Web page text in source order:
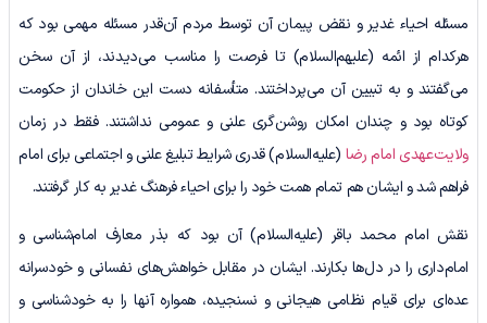
مسئله احیاء غدیر و نقض پیمان آن توسط مردم آن‌قدر مسئله مهمی بود که
هرکدام از ائمه (علیهم‌السلام) تا فرصت را مناسب می‌دیدند، از آن سخن
می‌گفتند و به تبیین آن می‌پرداختند. متأسفانه دست این خاندان از حکومت
کوتاه بود و چندان امکان روشن‌گری علنی و عمومی نداشتند. فقط در زمان
ولایت‌عهدی امام رضا (علیه‌السلام) قدری شرایط تبلیغ علنی و اجتماعی برای امام
فراهم شد و ایشان هم تمام همت خود را برای احیاء فرهنگ غدیر به کار گرفتند.
نقش امام محمد باقر (علیه‌السلام) آن بود که بذر معارف امام‌شناسی و
امام‌داری را در دل‌ها بکارند. ایشان در مقابل خواهش‌های نفسانی و خودسرانه
عده‌ای برای قیام نظامی هیجانی و نسنجیده، همواره آنها را به خودشناسی و